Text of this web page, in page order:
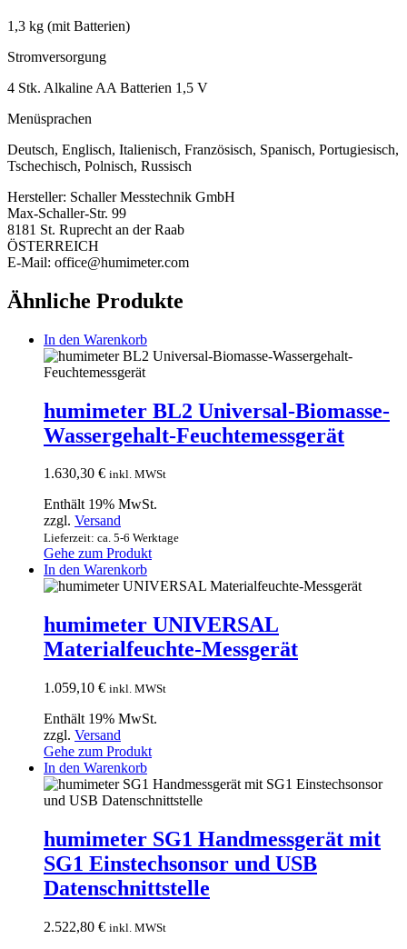
1,3 kg (mit Batterien)
Stromversorgung
4 Stk. Alkaline AA Batterien 1,5 V
Menüsprachen
Deutsch, Englisch, Italienisch, Französisch, Spanisch, Portugiesisch,
Tschechisch, Polnisch, Russisch
Hersteller: Schaller Messtechnik GmbH
Max-Schaller-Str. 99
8181 St. Ruprecht an der Raab
ÖSTERREICH
E-Mail: office@humimeter.com
Ähnliche Produkte
In den Warenkorb
humimeter BL2 Universal-Biomasse-
Wassergehalt-Feuchtemessgerät
1.630,30 € inkl. MWSt
Enthält 19% MwSt.
zzgl. Versand
Lieferzeit: ca. 5-6 Werktage
Gehe zum Produkt
In den Warenkorb
humimeter UNIVERSAL
Materialfeuchte-Messgerät
1.059,10 € inkl. MWSt
Enthält 19% MwSt.
zzgl. Versand
Gehe zum Produkt
In den Warenkorb
humimeter SG1 Handmessgerät mit
SG1 Einstechsonsor und USB
Datenschnittstelle
2.522,80 € inkl. MWSt